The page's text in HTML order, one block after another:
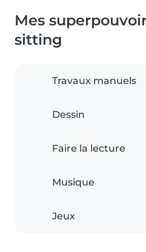
Mes
sitting
Travaux manuels
Dessin
Faire la lecture
Musique
Jeux